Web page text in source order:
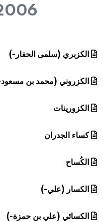
هيئة الموسوعة
2006،
الكزبري (سلمى الحفار-)
الكزروني (محمد بن
الكزورينات
كساء الجدران
الكُساح
الكسار (علي-)
الكسائي (علي بن حمزة-)